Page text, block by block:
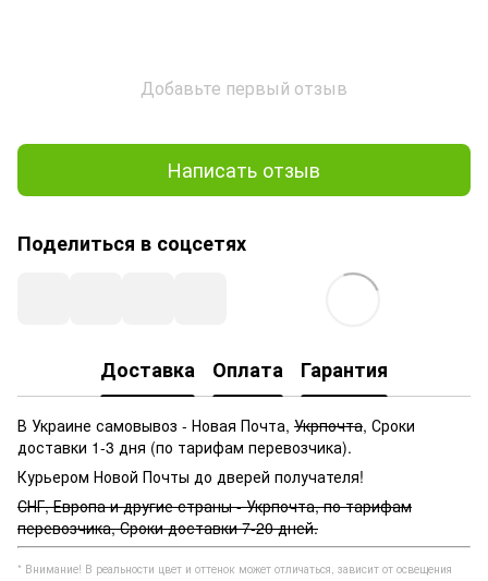
Добавьте первый отзыв
Написать отзыв
Поделиться в соцсетях
Доставка Оплата Гарантия
В Украине самовывоз - Новая Почта, Укрпочта, Сроки
доставки 1-3 дня (по тарифам перевозчика).
Курьером Новой Почты до дверей получателя!
СНГ, Европа и другие страны - Укрпочта, по тарифам
перевозчика, Сроки доставки 7-20 дней.
* Внимание! В реальности цвет и оттенок может отличаться, зависит от освещения